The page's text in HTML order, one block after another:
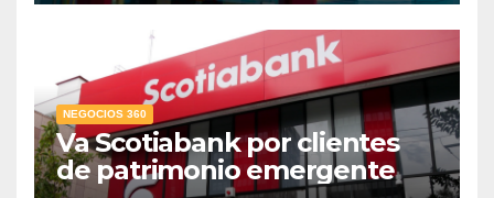
NEGOCIOS 360
Va Scotiabank por clientes
de patrimonio emergente